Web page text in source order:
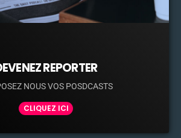
REPORTER
NOUS VOS POSDCASTS
CLIQUEZ ICI